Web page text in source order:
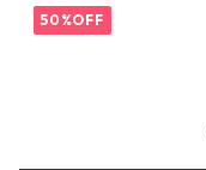
50%OFF